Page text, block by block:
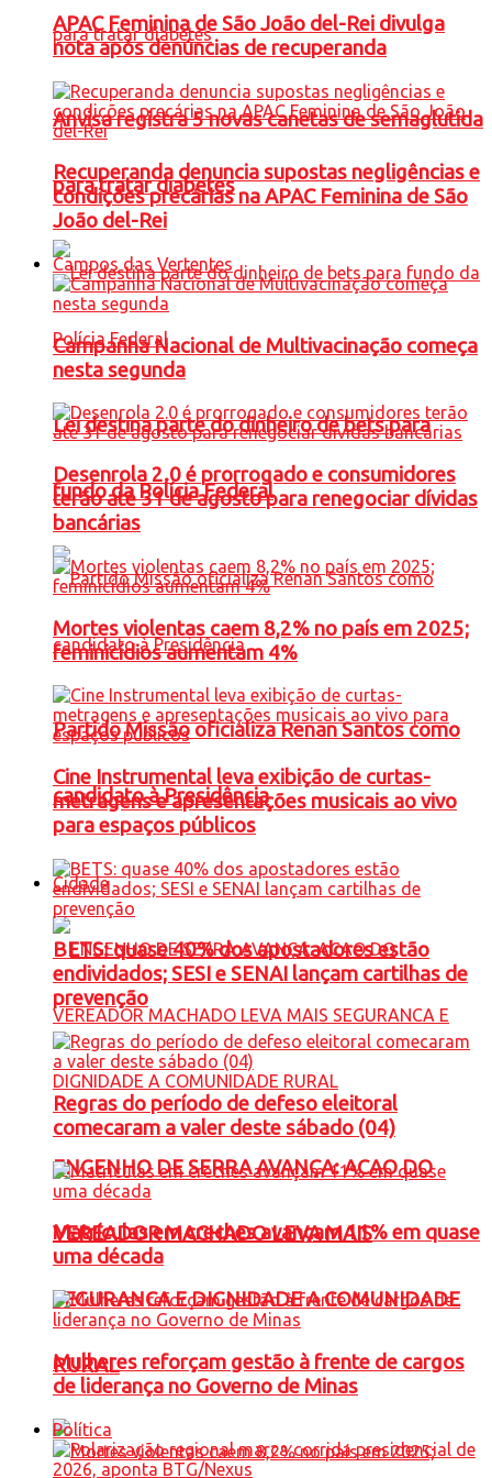
Anvisa registra 5 novas canetas de semaglutida
para tratar diabetes
Lei destina parte do dinheiro de bets para
fundo da Polícia Federal
Partido Missão oficializa Renan Santos como
candidato à Presidência
Cidade
ENGENHO DE SERRA AVANÇA: ACAO DO
VEREADOR MACHADO LEVA MAIS
SEGURANCA E DIGNIDADE A COMUNIDADE
RURAL
APAC Feminina de São João del-Rei divulga
nota após denúncias de recuperanda
Recuperanda denuncia supostas negligências e
condições precárias na APAC Feminina de São
João del-Rei
Campos das Vertentes
Campanha Nacional de Multivacinação começa
nesta segunda
Desenrola 2.0 é prorrogado e consumidores
terão até 31 de agosto para renegociar dívidas
bancárias
Mortes violentas caem 8,2% no país em 2025;
feminicídios aumentam 4%
Cine Instrumental leva exibição de curtas-
metragens e apresentações musicais ao vivo
para espaços públicos
BETS: quase 40% dos apostadores estão
endividados; SESI e SENAI lançam cartilhas de
prevenção
Regras do período de defeso eleitoral
comecaram a valer deste sábado (04)
Matrículas em creches avançam 11% em quase
uma década
Mulheres reforçam gestão à frente de cargos
de liderança no Governo de Minas
Política